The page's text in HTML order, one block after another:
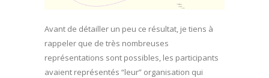
Avant de détailler un peu ce résultat, je tiens à
rappeler que de très nombreuses
représentations sont possibles, les participants
avaient représentés “leur” organisation qui